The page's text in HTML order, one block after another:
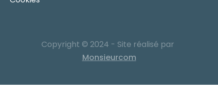
Copyright © 2024 - Site réalisé par
Monsieurcom